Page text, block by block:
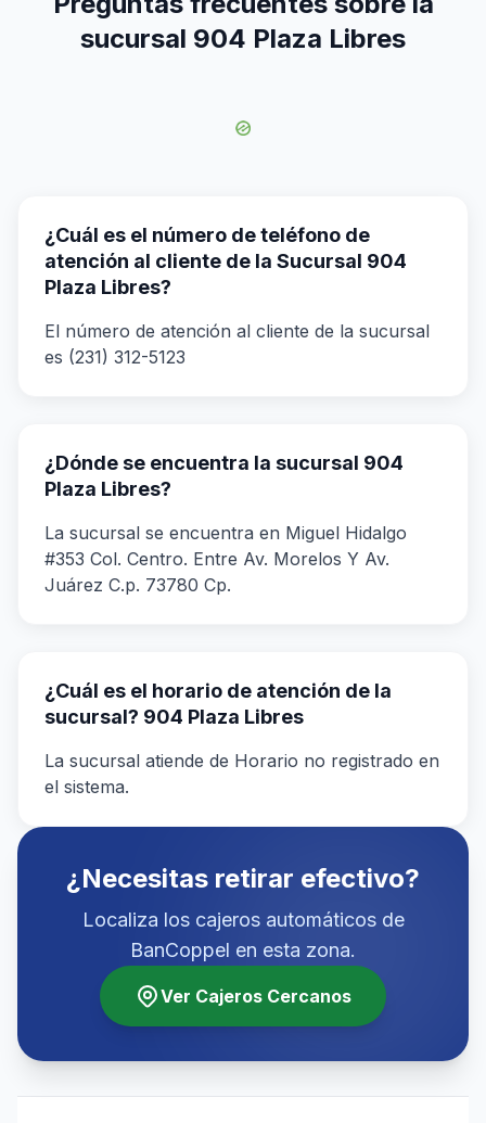
sucursal 904 Plaza Libres
¿Cuál es el número de teléfono de
atención al cliente de la Sucursal 904
Plaza Libres?
El número de atención al cliente de la sucursal
es (231) 312-5123
¿Dónde se encuentra la sucursal 904
Plaza Libres?
La sucursal se encuentra en Miguel Hidalgo
#353 Col. Centro. Entre Av. Morelos Y Av.
Juárez C.p. 73780 Cp.
¿Cuál es el horario de atención de la
sucursal? 904 Plaza Libres
La sucursal atiende de Horario no registrado en
el sistema.
¿Necesitas retirar efectivo?
Localiza los cajeros automáticos de
BanCoppel en esta zona.
Ver Cajeros Cercanos